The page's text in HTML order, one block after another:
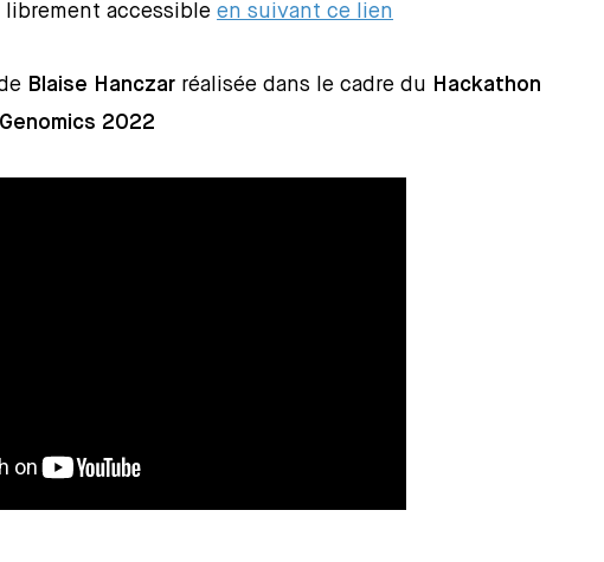
librement accessibleen suivant ce lien
Blaise Hanczar réalisée dans le cadre du Hackathon
2022